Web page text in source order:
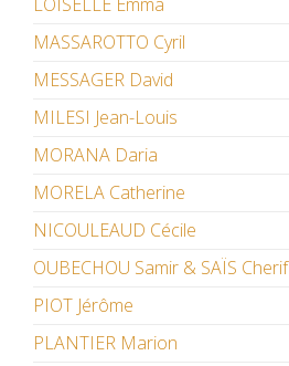
MASSAROTTO Cyril
MESSAGER David
MILESI Jean-Louis
MORANA Daria
MORELA Catherine
NICOULEAUD Cécile
OUBECHOU Samir & SAÏS Cherif
PIOT Jérôme
PLANTIER Marion